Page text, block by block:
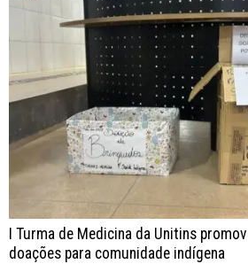
I Turma de Medicina da Unitins
doações para comunidade indígena